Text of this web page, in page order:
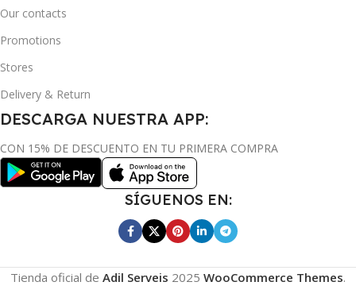
Our contacts
Promotions
Stores
Delivery & Return
DESCARGA NUESTRA APP:
CON 15% DE DESCUENTO EN TU PRIMERA COMPRA
SÍGUENOS EN:
Tienda oficial de Adil Serveis 2025 WooCommerce Themes.